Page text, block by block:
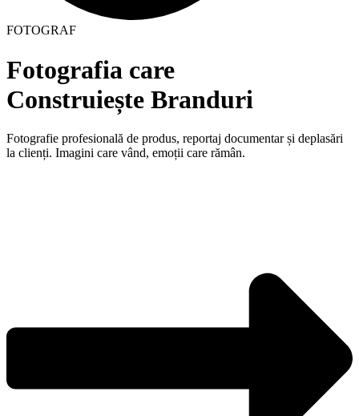
FOTOGRAF
Fotografia care
Construiește Branduri
Fotografie profesională de produs, reportaj documentar și deplasări
la clienți. Imagini care vând, emoții care rămân.